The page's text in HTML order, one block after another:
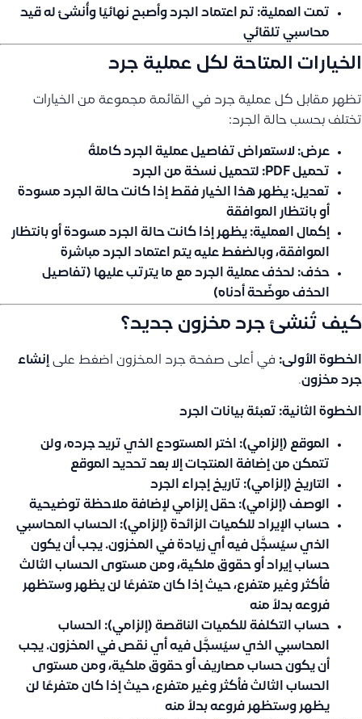
تمت العملية: تم اعتماد الجرد وأصبح نهائيًا وأُنشئ له قيد
محاسبي تلقائي
الخيارات المتاحة لكل عملية جرد
تظهر مقابل كل عملية جرد في القائمة مجموعة من الخيارات
تختلف بحسب حالة الجرد:
عرض: لاستعراض تفاصيل عملية الجرد كاملةً
تحميل PDF:
لتحميل نسخة من الجرد
تعديل: يظهر هذا الخيار فقط إذا كانت حالة الجرد مسودة
أو بانتظار الموافقة
إكمال العملية: يظهر إذا كانت حالة الجرد مسودة أو بانتظار
الموافقة، وبالضغط عليه يتم اعتماد الجرد مباشرة
حذف: لحذف عملية الجرد مع ما يترتب عليها (تفاصيل
الحذف موضّحة أدناه)
كيف تُنشئ جرد مخزون جديد؟
الخطوة الأولى: في أعلى صفحة جرد المخزون اضغط على إنشاء
جرد مخزون.
الخطوة الثانية: تعبئة بيانات الجرد
الموقع (إلزامي): اختر المستودع الذي تريد جرده، ولن
تتمكن من إضافة المنتجات إلا بعد تحديد الموقع
التاريخ (إلزامي): تاريخ إجراء الجرد
الوصف (إلزامي): حقل إلزامي لإضافة ملاحظة توضيحية
حساب الإيراد للكميات الزائدة (إلزامي): الحساب المحاسبي
الذي سيُسجَّل فيه أي زيادة في المخزون. يجب أن يكون
حساب إيراد أو حقوق ملكية، ومن مستوى الحساب الثالث
فأكثر وغير متفرع، حيث إذا كان متفرعًا لن يظهر وستظهر
فروعه بدلاً منه
حساب التكلفة للكميات الناقصة (إلزامي): الحساب
المحاسبي الذي سيُسجَّل فيه أي نقص في المخزون. يجب
أن يكون حساب مصاريف أو حقوق ملكية، ومن مستوى
الحساب الثالث فأكثر وغير متفرع، حيث إذا كان متفرعًا لن
يظهر وستظهر فروعه بدلاً منه